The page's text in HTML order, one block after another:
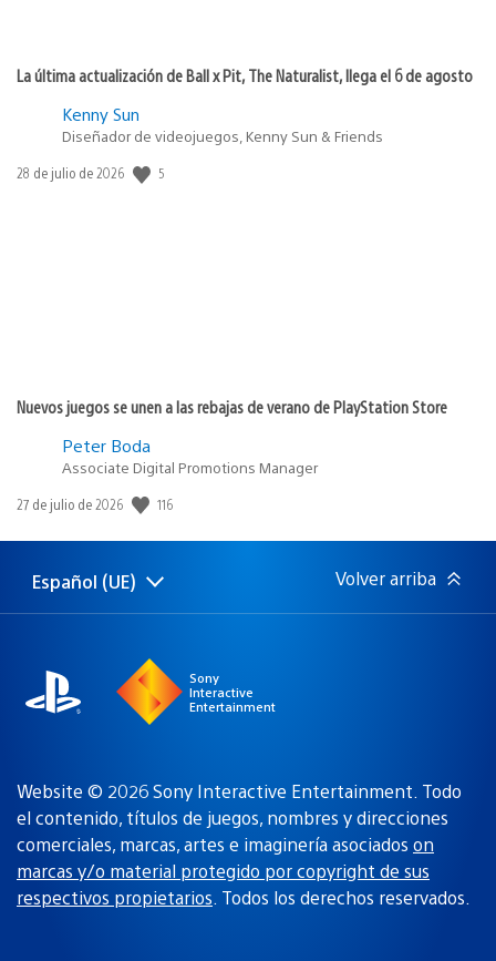
La última actualización de Ball x Pit, The Naturalist, llega el 6 de agosto
Kenny Sun
Diseñador de videojuegos, Kenny Sun & Friends
Fecha
28 de julio de 2026 5
Nuevos juegos se unen a las rebajas de verano de PlayStation Store
Peter Boda
Associate Digital Promotions Manager
Fecha
publicación:
27 de julio de 2026 116
Selecciona
una
Región
actual:
Español (UE) Volver arriba
Sony
Interactive
Entertainment
Website © 2026 Sony Interactive Entertainment. Todo
el contenido, títulos de juegos, nombres y direcciones
comerciales, marcas, artes e imaginería asociados on
marcas y/o material protegido por copyright de sus
respectivos propietarios. Todos los derechos reservados.